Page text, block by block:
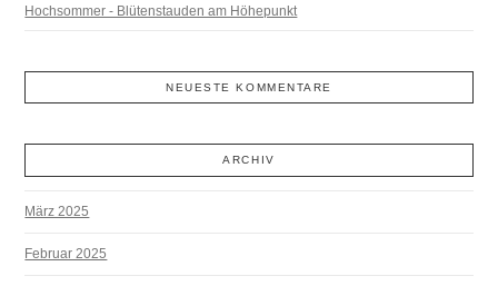
Hochsommer - Blütenstauden am Höhepunkt
NEUESTE KOMMENTARE
ARCHIV
März 2025
Februar 2025